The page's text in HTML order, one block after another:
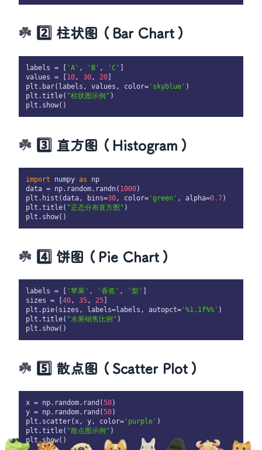
2️⃣ 柱状图（Bar Chart）
labels = [ 'A' , 'B' , 'C' ]
values = [10 , 30 , 20]
plt.bar(labels, values, color= 'skyblue' )
plt.title( "柱状图示例" )
3️⃣ 直方图（Histogram）
import numpy as np
data = np.random.randn( 1000)
plt.hist(data, bins=30 , color= 'green' , alpha=0.7)
plt.title( "正态分布直方图" )
4️⃣ 饼图（Pie Chart）
labels = [ '苹果' , '香蕉' , '梨' ]
sizes = [40, 35, 25]
plt.pie(sizes, labels=labels, autopct= '%1.1f%%' )
plt.title( "水果销售比例" )
5️⃣ 散点图（Scatter Plot）
x = np.random.rand(50)
y = np.random.rand(50)
plt.scatter(x, y, color= 'purple' )
plt.title( "散点图示例" )